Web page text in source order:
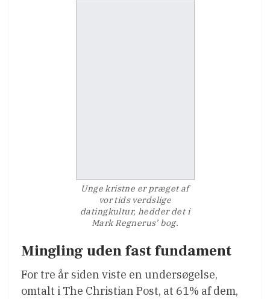
Unge kristne er præget af
vor tids verdslige
datingkultur, hedder det i
Mark Regnerus’ bog.
Mingling uden fast fundament
For tre år siden viste en undersøgelse,
omtalt i The Christian Post, at 61% af dem,